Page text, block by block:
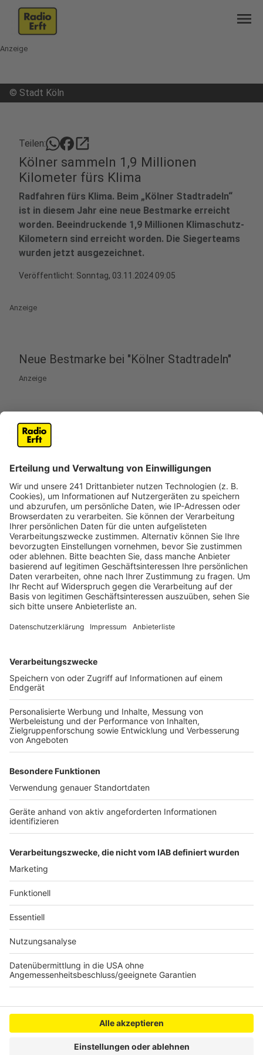
menu
Anzeige
© Stadt Köln
Teilen: open_in_new
Kölner sammeln 1,9 Millionen
Kilometer fürs Klima
Radfahren fürs Klima. Beim „Kölner Stadtradeln“
ist in diesem Jahr eine neue Bestmarke erreicht
worden. Beeindruckende 1,9 Millionen Klimaschutz-
Kilometern sind erreicht worden. Die Siegerteams
wurden jetzt ausgezeichnet.
Veröffentlicht: Sonntag, 03.11.2024 09:05
Anzeige
Neue Bestmarke bei "Kölner Stadtradeln"
Anzeige
Beim „Kölner Stadtradeln“ ist eine neue Bestmarke
erreicht worden. 1,9 Millionen Klimaschutz-Kilometer
sind zusammengekommen – die Siegerteams sind
dafür jetzt ausgezeichnet worden. Die meisten
Kilometer hat das Team der Kölner Stadtverwaltung
erstrampelt: insgesamt sind sie 94.187 Kilometer
gefahren. Die Teams „Gesunde Uniklinik Köln“ und
„Polizei Köln“ landen auf den Plätzen 2 und 3 mit über
81.000 beziehungsweise über 65.000 gefahren
Kilometern.
Beim integrierten Wettbewerb „Schulradeln NRW“ sind
in diesem Jahr 71 Kölner Schulen mitgefahren. Die
fahrad-aktivste Schule war das Elisabeth-von-
Thüringen Gymnasium im Kölner Stadtteil Sülz mit
über 50.000 Kilometern. Insgesamt konnten mit der
Fahrt mit dem Auto eingespart werden.
Anzeige
Weitere Themen von Rhein und Erft
Anzeige
Köln
Pulheim bewilligt Mehrkosten für
Flüchtlingsunterkünfte
Anzeige
Anzeige